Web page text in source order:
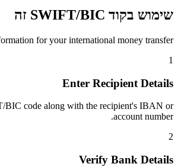
שימוש בקוד SWIFT/BIC זה
for your international money transfer
1
Enter Recipient Details
BIC code along with the recipient's IBAN or
account number.
2
Verify Bank Details